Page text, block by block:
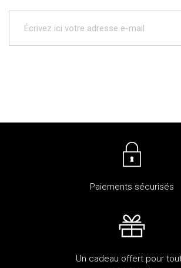
Paiements sécurisés
Un cadeau offert pour